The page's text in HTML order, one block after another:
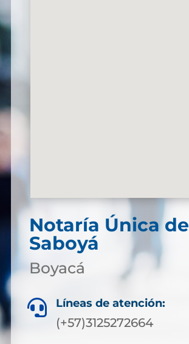
Notaría Única de
Saboyá
Boyacá
 Líneas de atención:
(+57)3125272664